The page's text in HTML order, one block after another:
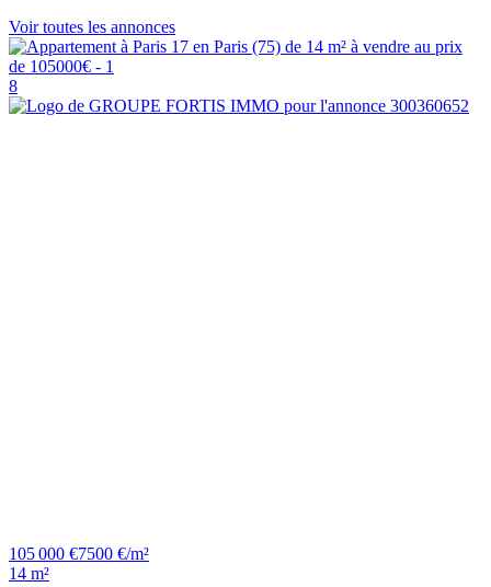
Voir toutes les annonces
8
105 000 €7500 €/m²
14 m²